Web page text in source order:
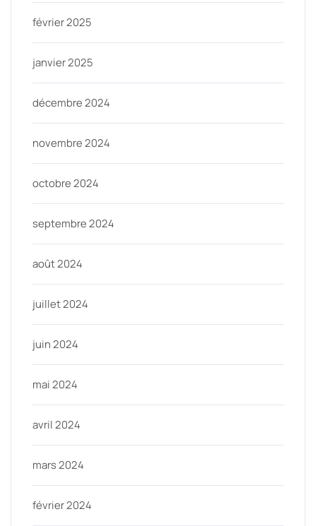
février 2025
janvier 2025
décembre 2024
novembre 2024
octobre 2024
septembre 2024
août 2024
juillet 2024
juin 2024
mai 2024
avril 2024
mars 2024
février 2024